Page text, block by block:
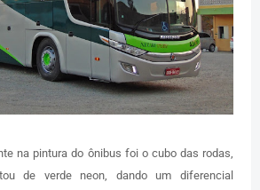
na pintura do ônibus foi o cubo das rodas,
de verde neon, dando um diferencial